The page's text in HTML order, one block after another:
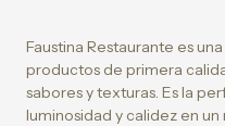
Faustina Restaurante es
productos de primera
sabores y texturas. Es la
luminosidad y calidez en un